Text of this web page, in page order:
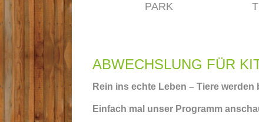
PARK
ABWECHSLUNG FÜR
Rein ins echte Leben – Tiere
Einfach mal unser Programm